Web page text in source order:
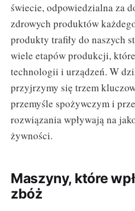
świecie, odpowiedzialna za
zdrowych produktów
produkty trafiły do naszych
wiele etapów produkcji,
technologii i urządzeń. W
przyjrzymy się trzem
przemyśle spożywczym i
rozwiązania wpływają na
żywności.
Maszyny, które
zbóż